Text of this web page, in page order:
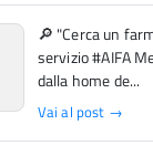
🔎 "Cerca un
servizio #AIFA
dalla home de...
Vai al post →